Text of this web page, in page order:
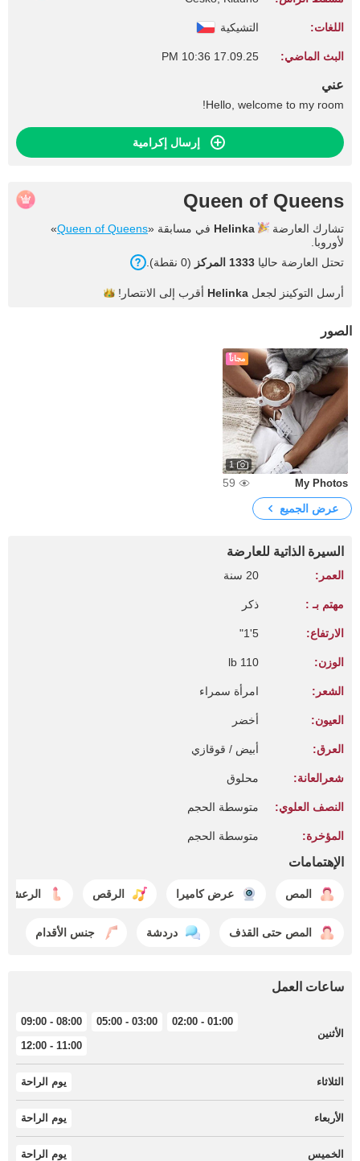
اللغات: التشيكية
البث الماضي: 17.09.25 10:36 PM
عني
Hello, welcome to my room!
إرسال إكرامية
Queen of Queens
تشارك العارضة Helinka في مسابقة «Queen of Queens
»
لأوروبا.
تحتل العارضة حاليا 1333 المركز (0 نقطة).
أرسل التوكينز لجعل Helinka أقرب إلى الانتصار!
الصور
مجاناً
1
My Photos
59
عرض الجميع
السيرة الذاتية للعارضة
العمر: 20 سنة
مهتم بـ : ذكر
الارتفاع: 5'1"
الوزن: 110 lb
الشعر: امرأة سمراء
العيون: أخضر
العرق: أبيض / قوقازي
شعرالعانة: محلوق
النصف العلوي: متوسطة الحجم
المؤخرة: متوسطة الحجم
الإهتمامات
المص عرض كاميرا الرقص الرعشه
المص حتى القذف دردشة جنس الأقدام
ساعات العمل
الأثنين
01:00 - 02:00
03:00 - 05:00
08:00 - 09:00
11:00 - 12:00
الثلاثاء يوم الراحة
الأربعاء يوم الراحة
الخميس يوم الراحة